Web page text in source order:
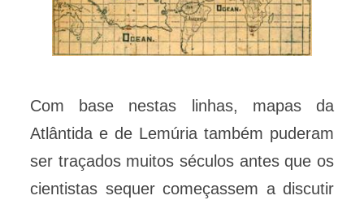
Com base nestas linhas, mapas da
Atlântida e de Lemúria também puderam
ser traçados muitos séculos antes que os
cientistas sequer começassem a discutir